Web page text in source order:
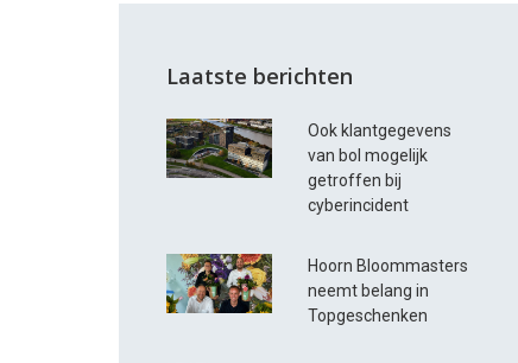
Laatste berichten
Ook klantgegevens
van bol mogelijk
getroffen bij
cyberincident
Hoorn Bloommasters
neemt belang in
Topgeschenken